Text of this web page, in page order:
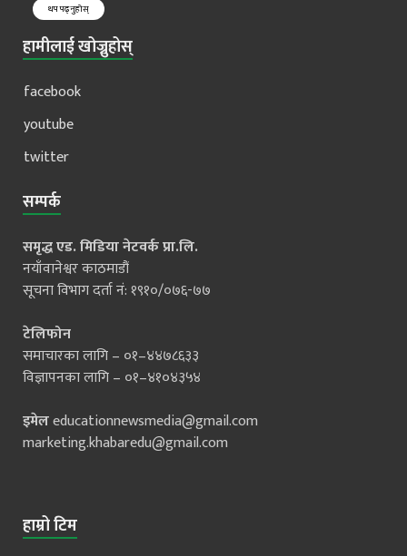
थप पढ्नुहोस्
हामीलाई खोज्नुहोस्
facebook
youtube
twitter
सम्पर्क
समृद्ध एड. मिडिया नेटवर्क प्रा.लि.
नयाँवानेश्वर काठमाडौं
सूचना विभाग दर्ता नं: १९१०/०७६-७७
टेलिफोन
समाचारका लागि – ०१–४४७८६३३
विज्ञापनका लागि – ०१–४१०४३५४
इमेलeducationnewsmedia@gmail.com
marketing.khabaredu@gmail.com
हाम्रो टिम